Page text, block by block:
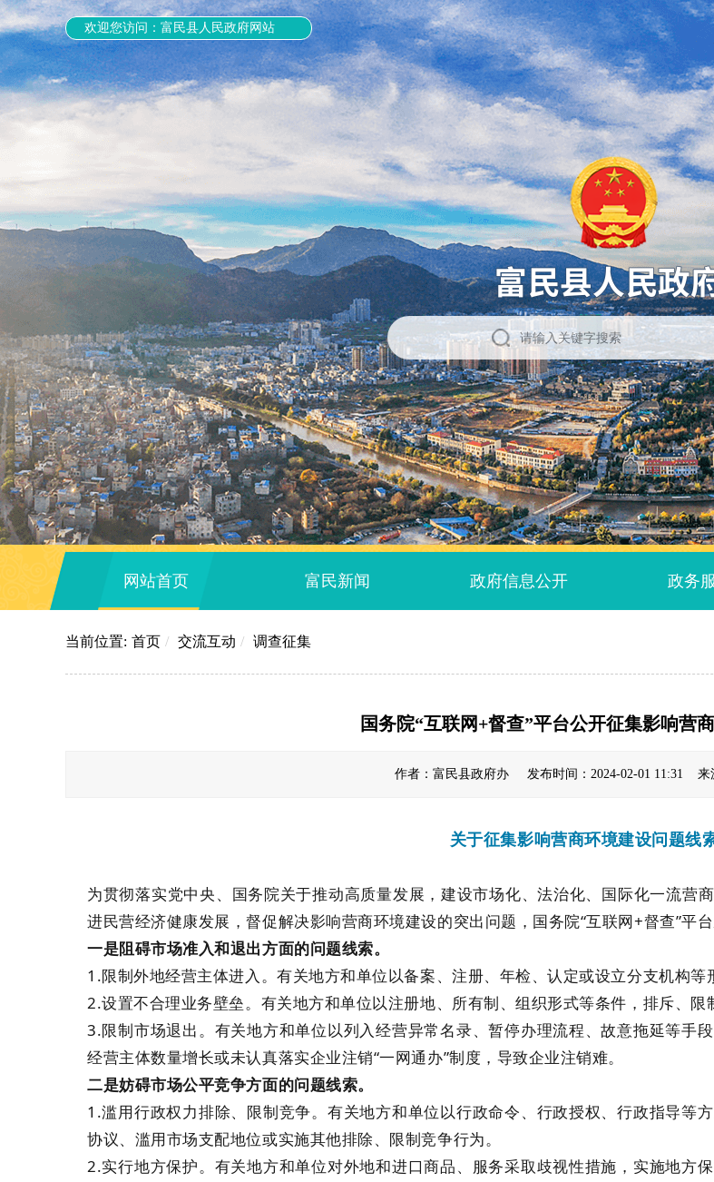
欢迎您访问：富民县人民政府网站
网站首页 富民新闻 政府信息公开 政务
当前位置: 首页 / 交流互动 / 调查征集
国务院“互联网+督查”平台公开征集影响营
作者：富民县政府办 发布时间：2024-02-01 11:31 来
关于征集影响营商环境建设问题线
为贯彻落实党中央、国务院关于推动高质量发展，建设市场化、法治化、国际化一流营
进民营经济健康发展，督促解决影响营商环境建设的突出问题，国务院“互联网+督查”平
一是阻碍市场准入和退出方面的问题线索。
1.限制外地经营主体进入。有关地方和单位以备案、注册、年检、认定或设立分支机构等
2.设置不合理业务壁垒。有关地方和单位以注册地、所有制、组织形式等条件，排斥、限
3.限制市场退出。有关地方和单位以列入经营异常名录、暂停办理流程、故意拖延等手
经营主体数量增长或未认真落实企业注销“一网通办”制度，导致企业注销难。
二是妨碍市场公平竞争方面的问题线索。
1.滥用行政权力排除、限制竞争。有关地方和单位以行政命令、行政授权、行政指导等
协议、滥用市场支配地位或实施其他排除、限制竞争行为。
2.实行地方保护。有关地方和单位对外地和进口商品、服务采取歧视性措施，实施地方